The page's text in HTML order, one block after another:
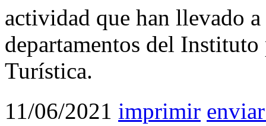
actividad que han llevado
departamentos del
Turística.
11/06/2021 imprimir